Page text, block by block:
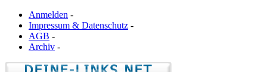
Anmelden -
Impressum & Datenschutz -
AGB -
Archiv -